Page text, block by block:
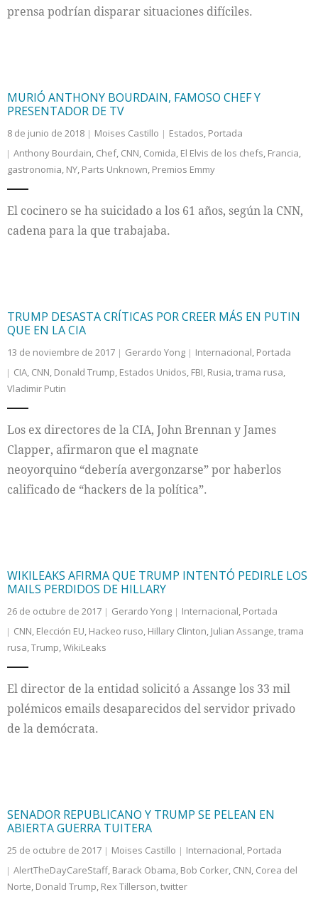
prensa podrían disparar situaciones difíciles.
MURIÓ ANTHONY BOURDAIN, FAMOSO CHEF Y
PRESENTADOR DE TV
8 de junio de 2018 Moises Castillo Estados, Portada
Anthony Bourdain, Chef, CNN, Comida, El Elvis de los chefs, Francia,
gastronomia, NY, Parts Unknown, Premios Emmy
El cocinero se ha suicidado a los 61 años, según la CNN,
cadena para la que trabajaba.
TRUMP DESASTA CRÍTICAS POR CREER MÁS EN PUTIN
QUE EN LA CIA
13 de noviembre de 2017 Gerardo Yong Internacional, Portada
CIA, CNN, Donald Trump, Estados Unidos, FBI, Rusia,trama rusa,
Vladimir Putin
Los ex directores de la CIA, John Brennan y James
Clapper, afirmaron que el magnate
neoyorquino “debería avergonzarse” por haberlos
calificado de “hackers de la política”.
WIKILEAKS AFIRMA QUE TRUMP INTENTÓ PEDIRLE LOS
MAILS PERDIDOS DE HILLARY
26 de octubre de 2017 Gerardo Yong Internacional, Portada
CNN, Elección EU, Hackeo ruso, Hillary Clinton, Julian Assange,trama
rusa,Trump,WikiLeaks
El director de la entidad solicitó a Assange los 33 mil
polémicos emails desaparecidos del servidor privado
de la demócrata.
SENADOR REPUBLICANO Y TRUMP SE PELEAN EN
ABIERTA GUERRA TUITERA
25 de octubre de 2017 Moises Castillo Internacional, Portada
AlertTheDayCareStaff, Barack Obama, Bob Corker, CNN, Corea del
Norte, Donald Trump, Rex Tillerson,twitter